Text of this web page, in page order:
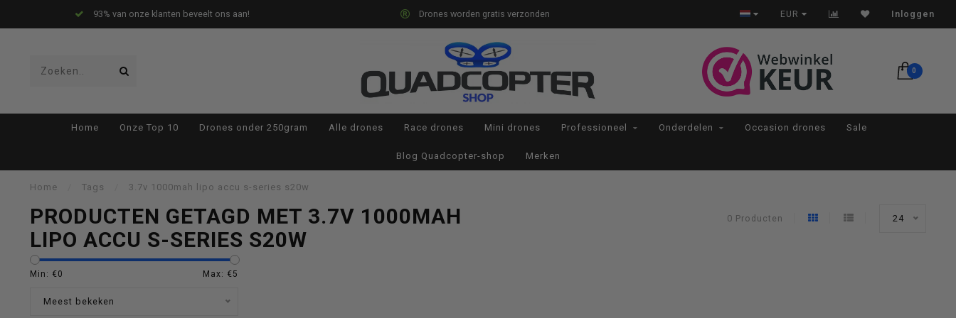
93% van onze klanten beveelt ons aan! Drones worden gratis verzonden Op werkdagen voor 22:00 besteld, morgen in huis*
EUR Inloggen
pijltjes
0
Home Onze Top 10 Drones onder 250gram Alle drones Race drones Mini drones Professioneel Onderdelen Occasion drones Sale
Blog Quadcopter-shop Merken
Home Tags 3.7v 1000mah lipo accu s-series s20w
PRODUCTEN GETAGD MET 3.7V 1000MAH
LIPO ACCU S-SERIES S20W
0 Producten 24
Min: €0 Max: €5
Meest bekeken